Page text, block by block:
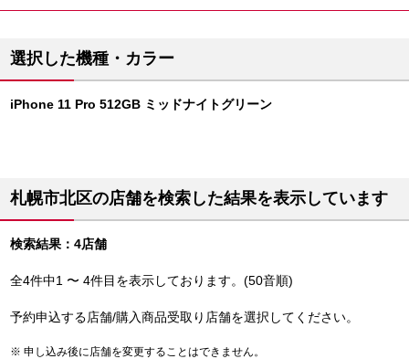
選択した機種・カラー
iPhone 11 Pro 512GB ミッドナイトグリーン
札幌市北区の店舗を検索した結果を表示しています
検索結果：4店舗
全4件中1 〜 4件目を表示しております。(50音順)
予約申込する店舗/購入商品受取り店舗を選択してください。
申し込み後に店舗を変更することはできません。